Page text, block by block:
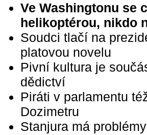
Ve Washingtonu se
helikoptérou, nikdo
Soudci tlačí na
platovou novelu
Pivní kultura je
dědictví
Piráti v parlamentu
Dozimetru
Stanjura má